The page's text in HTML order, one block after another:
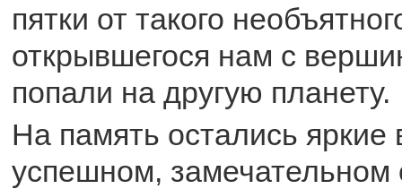
пятки от такого
открывшегося нам с
попали на другую планету.
На память остались яркие
успешном, замечательном